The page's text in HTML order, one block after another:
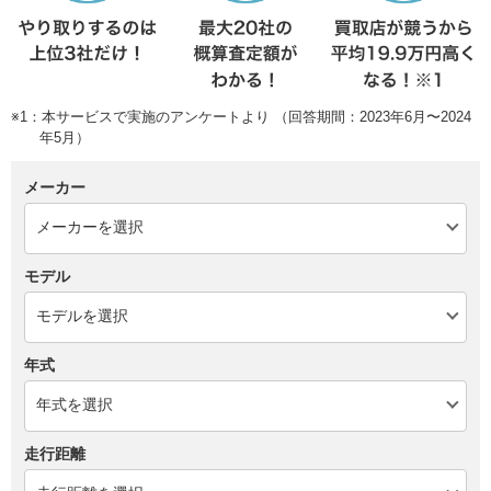
※1：本サービスで実施のアンケートより （回答期間：2023年6月〜2024
年5月）
メーカー
モデル
年式
走行距離